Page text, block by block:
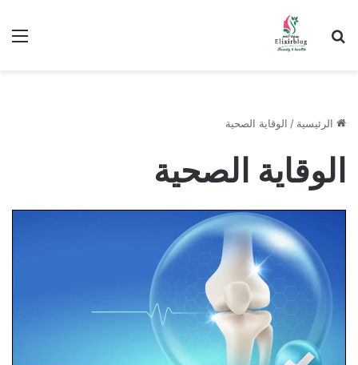
ابحث عن
الرئيسية / الوقاية الصحية
الوقاية الصحية